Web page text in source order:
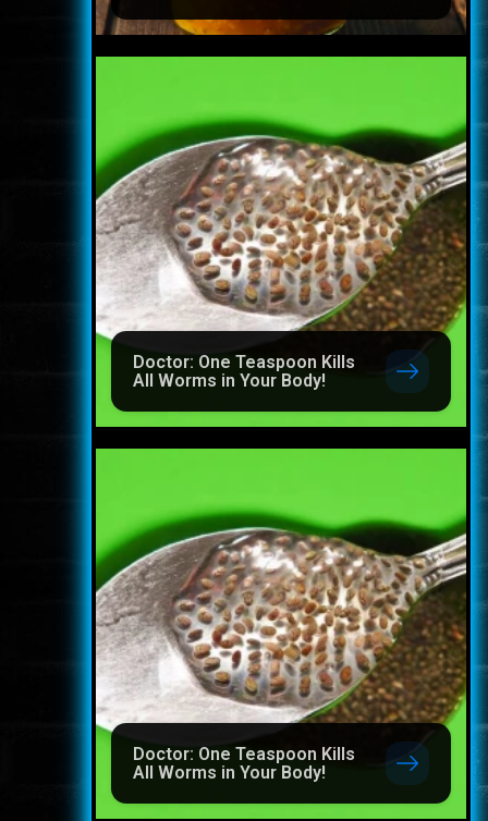
Doctor: One Teaspoon Kills
All Worms in Your Body!
Doctor: One Teaspoon Kills
All Worms in Your Body!